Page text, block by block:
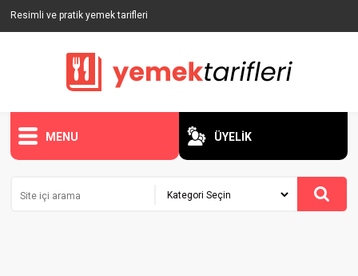
Resimli ve pratik yemek tarifleri
MENU ÜYELİK